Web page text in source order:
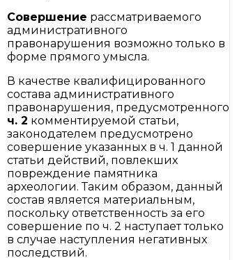
Совершение рассматриваемого
административного
правонарушения возможно только в
форме прямого умысла.
В качестве квалифицированного
состава административного
правонарушения, предусмотренного
ч. 2 комментируемой статьи,
законодателем предусмотрено
совершение указанных в ч. 1 данной
статьи действий, повлекших
повреждение памятника
археологии. Таким образом, данный
состав является материальным,
поскольку ответственность за его
совершение по ч. 2 наступает только
в случае наступления негативных
последствий.